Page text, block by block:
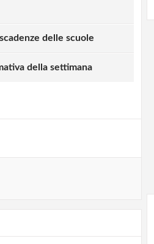
delle scuole
della settimana
di agire di
locali, dai
della qualità a